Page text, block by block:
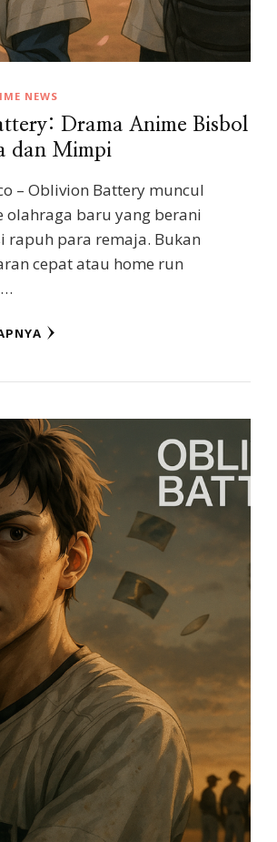
NEWS
Drama Anime Bisbol
dan Mimpi
– Oblivion Battery muncul
olahraga baru yang berani
rapuh para remaja. Bukan
cepat atau home run